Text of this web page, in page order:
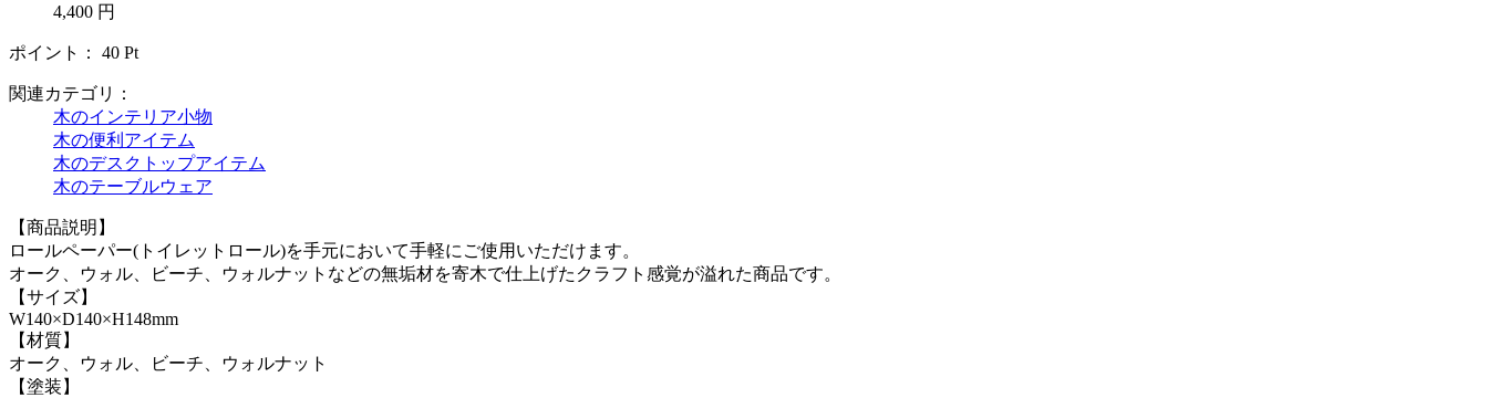
4,400 円
ポイント： 40 Pt
関連カテゴリ：
木のインテリア小物
木の便利アイテム
木のデスクトップアイテム
木のテーブルウェア
【商品説明】
ロールペーパー(トイレットロール)を手元において手軽にご使用いただけます。
オーク、ウォル、ビーチ、ウォルナットなどの無垢材を寄木で仕上げたクラフト感覚が溢れた商品です。
【サイズ】
W140×D140×H148mm
【材質】
オーク、ウォル、ビーチ、ウォルナット
【塗装】